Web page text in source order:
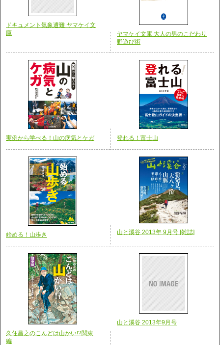
ドキュメント気象遭難 ヤマケイ文
庫
ヤマケイ文庫 大人の男のこだわり
野遊び術
実例から学べる！山の病気とケガ 登れる！富士山
始める！山歩き 山と溪谷 2013年 9月号 [雑誌]
久住昌之のこんどは山かい!?関東
編
山と溪谷 2013年9月号